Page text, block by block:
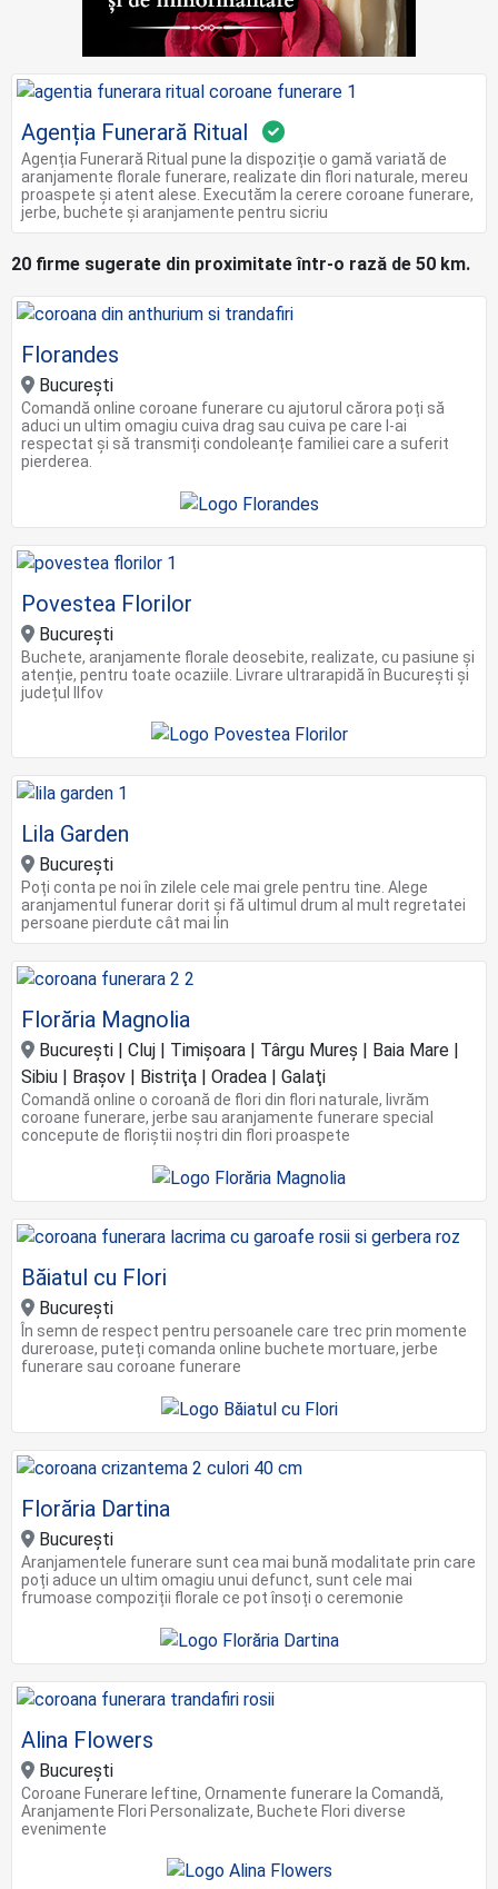
Agenția Funerară Ritual
Agenția Funerară Ritual pune la dispoziție o gamă variată de
aranjamente florale funerare, realizate din flori naturale, mereu
proaspete și atent alese. Executăm la cerere coroane funerare,
jerbe, buchete și aranjamente pentru sicriu
20 firme sugerate din proximitate într-o rază de 50 km.
Florandes
Bucureşti
Comandă online coroane funerare cu ajutorul cărora poți să
aduci un ultim omagiu cuiva drag sau cuiva pe care l-ai
respectat și să transmiți condoleanțe familiei care a suferit
pierderea.
Povestea Florilor
București
Buchete, aranjamente florale deosebite, realizate, cu pasiune și
atenție, pentru toate ocaziile. Livrare ultrarapidă în București și
județul Ilfov
Lila Garden
București
Poți conta pe noi în zilele cele mai grele pentru tine. Alege
aranjamentul funerar dorit și fă ultimul drum al mult regretatei
persoane pierdute cât mai lin
Florăria Magnolia
Bucureşti | Cluj | Timişoara | Târgu Mureș | Baia Mare |
Sibiu | Braşov | Bistriţa | Oradea | Galaţi
Comandă online o coroană de flori din flori naturale, livrăm
coroane funerare, jerbe sau aranjamente funerare special
concepute de floriștii noștri din flori proaspete
Băiatul cu Flori
Bucureşti
În semn de respect pentru persoanele care trec prin momente
dureroase, puteți comanda online buchete mortuare, jerbe
funerare sau coroane funerare
Florăria Dartina
Bucureşti
Aranjamentele funerare sunt cea mai bună modalitate prin care
poți aduce un ultim omagiu unui defunct, sunt cele mai
frumoase compoziții florale ce pot însoți o ceremonie
Alina Flowers
Bucureşti
Coroane Funerare Ieftine, Ornamente funerare la Comandă,
Aranjamente Flori Personalizate, Buchete Flori diverse
evenimente